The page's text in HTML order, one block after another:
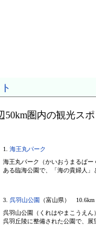
圏内の観光スポ
1. 海王丸パーク
海王丸パーク（かいおうまるぱ
ある臨海公園で、「海の貴婦人」
3. 呉羽山公園 （富山県） 10.6km
呉羽山公園（くれはやまこうえ
呉羽丘陵に整備された公園で、展